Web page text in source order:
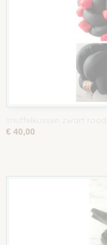
snuffelkussen zwart rood
€ 40,00